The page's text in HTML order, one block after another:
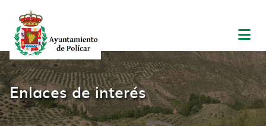
Enlaces de interés